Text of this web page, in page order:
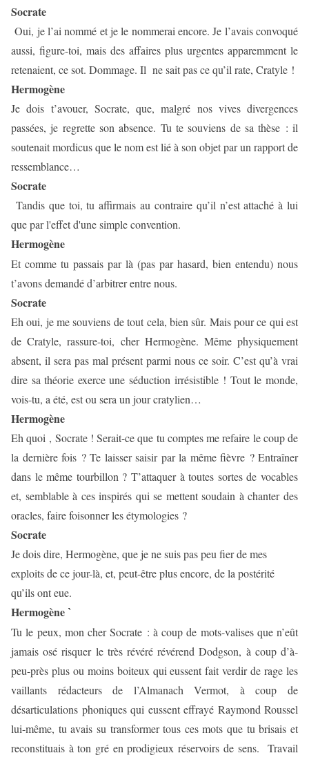
Socrate
Oui, je l’ai nommé et je le nommerai encore. Je l’avais convoqué
aussi, figure-toi, mais des affaires plus urgentes apparemment le
retenaient, ce sot. Dommage. Il ne sait pas ce qu’il rate, Cratyle !
Hermogène
Je dois t’avouer, Socrate, que, malgré nos vives divergences
passées, je regrette son absence. Tu te souviens de sa thèse : il
soutenait mordicus que le nom est lié à son objet par un rapport de
ressemblance…
Socrate
Tandis que toi, tu affirmais au contraire qu’il n’est attaché à lui
que par l'effet d'une simple convention.
Hermogène
Et comme tu passais par là (pas par hasard, bien entendu) nous
t’avons demandé d’arbitrer entre nous.
Socrate
Eh oui, je me souviens de tout cela, bien sûr. Mais pour ce qui est
de Cratyle, rassure-toi, cher Hermogène. Même physiquement
absent, il sera pas mal présent parmi nous ce soir. C’est qu’à vrai
dire sa théorie exerce une séduction irrésistible ! Tout le monde,
vois-tu, a été, est ou sera un jour cratylien…
Hermogène
Eh quoi , Socrate ! Serait-ce que tu comptes me refaire le coup de
la dernière fois ? Te laisser saisir par la même fièvre ? Entraîner
dans le même tourbillon ? T’attaquer à toutes sortes de vocables
et, semblable à ces inspirés qui se mettent soudain à chanter des
oracles, faire foisonner les étymologies ?
Socrate
Je dois dire, Hermogène, que je ne suis pas peu fier de mes
exploits de ce jour-là, et, peut-être plus encore, de la postérité
qu’ils ont eue.
Hermogène `
Tu le peux, mon cher Socrate : à coup de mots-valises que n’eût
jamais osé risquer le très révéré révérend Dodgson, à coup d’à-
peu-près plus ou moins boiteux qui eussent fait verdir de rage les
vaillants rédacteurs de l’Almanach Vermot, à coup de
désarticulations phoniques qui eussent effrayé Raymond Roussel
lui-même, tu avais su transformer tous ces mots que tu brisais et
reconstituais à ton gré en prodigieux réservoirs de sens.
Travail